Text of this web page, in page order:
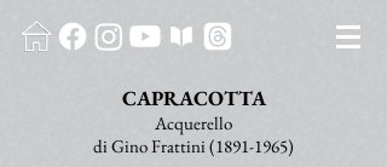
CAPRACOTTA
Acquerello
di Gino Frattini(1891-1965)